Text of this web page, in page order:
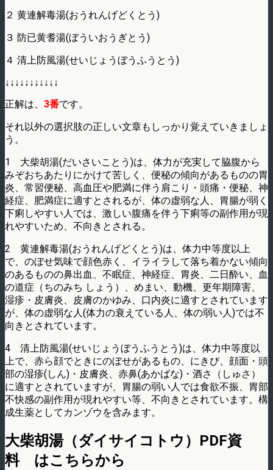
２ 黄連解毒湯(おうれんげどくとう)
３ 防已黄耆湯(ぼういおうぎとう)
４ 清上防風湯(せいじょうぼうふうとう)
↓↓↓↓↓↓↓↓↓↓↓
正解は、 3番です。
それ以外の選択肢の正しい文章もしっかり覚えていきましょ
う。
1 大柴胡湯(だいさいことう)は、体力が充実して脇腹から
みぞおちあたりにかけて苦しく、便秘の傾向があるものの胃
炎、常習便秘、高血圧や肥満に伴う肩こり・頭痛・便秘、神
経症、肥満症に適すとされるが、体の虚弱な人、胃腸が弱く
下痢しやすい人では、激しい腹痛を伴う下痢等の副作用が現
れやすいため、不向きとされる。
2 黄連解毒湯(おうれんげどくとう)は、体力中等度以上
で、のぼせ気味で顔色赤く、イライラして落ち着かない傾向
のあるものの鼻出血、不眠症、神経症、胃炎、二日酔い、血
の道症（ちのみち しょう）、めまい、動機、更年期障害、
湿疹・皮膚炎、皮膚のかゆみ、口内炎に適すとされています
が、体の虚弱な人(体力の衰えている人、体の弱い人)では不
向きとされています。
4 清上防風湯(せいじょうぼうふうとう)は、体力中等度以
上で、赤ら顔でときにのぼせがあるもの、にきび、顔面・頭
部の湿疹(しん)・皮膚炎、赤鼻(あかばな)・酒さ（しゅさ）
に適すとされていますが、胃腸の弱い人では食欲不振、胃部
不快感の副作用が現れやすい等、不向きとされています。構
成生薬としてカンゾウを含みます。
大柴胡湯（ダイサイコトウ）PDF資
料 はこちらから